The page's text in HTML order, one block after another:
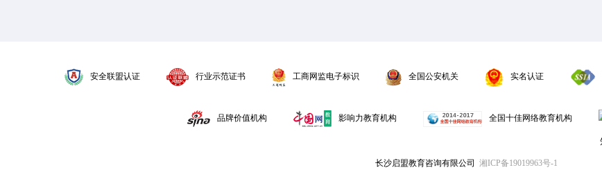
安全联盟认证 行业示范证书 工商网监电子标识 全国公安机关 实名认证
品牌价值机构 影响力教育机构 全国十佳网络教育机构
长沙启盟教育咨询有限公司 湘ICP备19019963号-1